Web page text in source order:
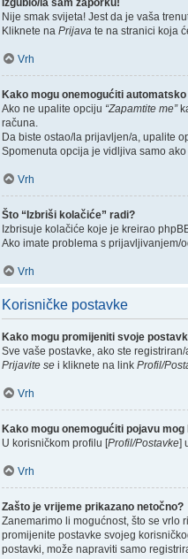
Izgubio/la sam zaporku!
Nije smak svijeta! Jest da je vaša
Kliknete na Prijava te na stranici koja
Vrh
Kako mogu onemogućiti
Ako ne upalite opciju “Zapamtite me”
računa.
Da biste ostao/la prijavljen/a, upalite
Spomenuta opcija je vidljiva samo
Vrh
Što “Izbriši kolačiće” radi?
Izbrisuje kolačiće koje je kreirao
Ako imate problema s prijavljivanjem/
Vrh
Korisničke postavke
Kako mogu promijeniti svoje
Sve vaše postavke, ako ste
Prijavite se i kliknete na link Profil/
Vrh
Kako mogu onemogućiti pojavu
U korisničkom profilu [Profil/Postavke]
Vrh
Zašto je vrijeme prikazano netočno?
Zanemarimo li mogućnost, što se vrlo
promijenite postavke svojeg
postavki, može napraviti samo